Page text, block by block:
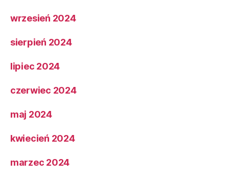
wrzesień 2024
sierpień 2024
lipiec 2024
czerwiec 2024
maj 2024
kwiecień 2024
marzec 2024